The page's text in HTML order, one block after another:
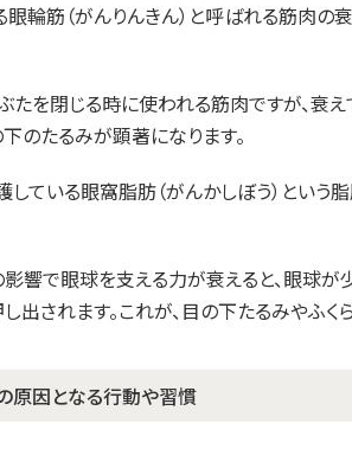
眼輪筋（がんりんきん）と呼ばれる筋肉
たを閉じる時に使われる筋肉ですが、衰え
のたるみが顕著になります。
している眼窩脂肪（がんかしぼう）という
響で眼球を支える力が衰えると、眼球が
出されます。これが、目の下たるみやふく
原因となる行動や習慣